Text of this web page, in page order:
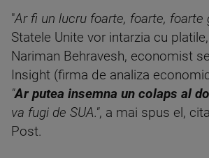
"Ar fi un lucru foarte, foarte, foarte
Statele Unite vor intarzia cu
Nariman Behravesh, economist
Insight (firma de analiza
"Ar putea insemna un colaps al
va fugi de SUA.", a mai spus el,
Post.